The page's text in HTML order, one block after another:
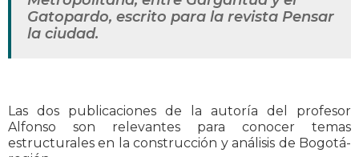
Gatopardo, escrito para la revista Pensar
la ciudad.
Las dos publicaciones de la autoría del profesor
Alfonso son relevantes para conocer temas
estructurales en la construcción y análisis de Bogotá-